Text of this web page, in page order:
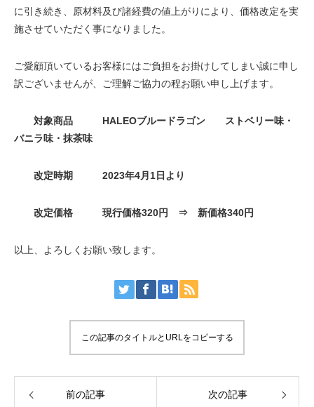
に引き続き、原材料及び諸経費の値上がりにより、価格改定を実
施させていただく事になりました。
ご愛顧頂いているお客様にはご負担をお掛けしてしまい誠に申し
訳ございませんが、ご理解ご協力の程お願い申し上げます。
対象商品 HALEOブルードラゴン ストベリー味・
バニラ味・抹茶味
改定時期 2023年4月1日より
改定価格 現行価格320円 ⇒ 新価格340円
以上、よろしくお願い致します。
この記事のタイトルとURLをコピーする
前の記事 次の記事